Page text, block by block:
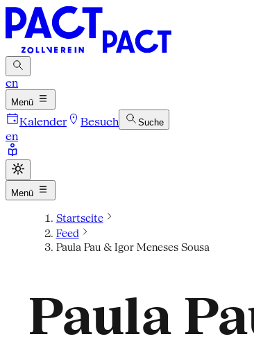
en
Menü
Kalender Besuch Suche
en
Menü
Startseite
Feed
Paula Pau & Igor Meneses Sousa
Paula